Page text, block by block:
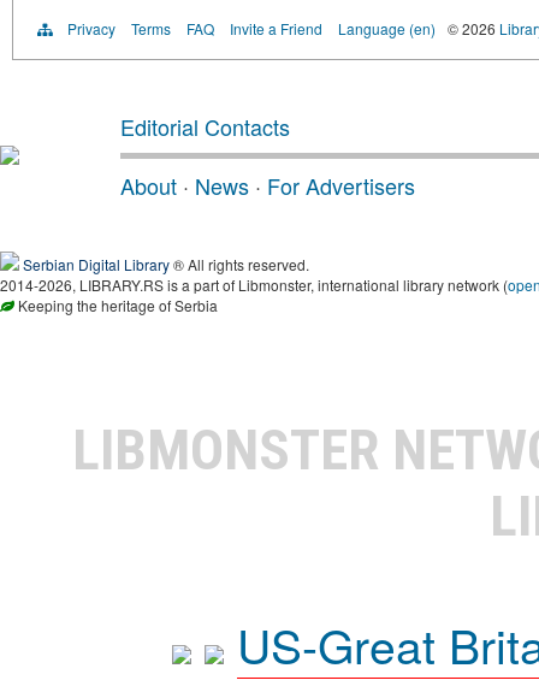
Privacy Terms FAQ Invite a Friend Language (en) © 2026
Editorial Contacts
About · News · For Advertisers
Serbian Digital Library® All rights reserved.
2014-2026, LIBRARY.RS is a part of Libmonster, international library network (
Keeping the heritage of Serbia
LIBMONSTER
US-Great